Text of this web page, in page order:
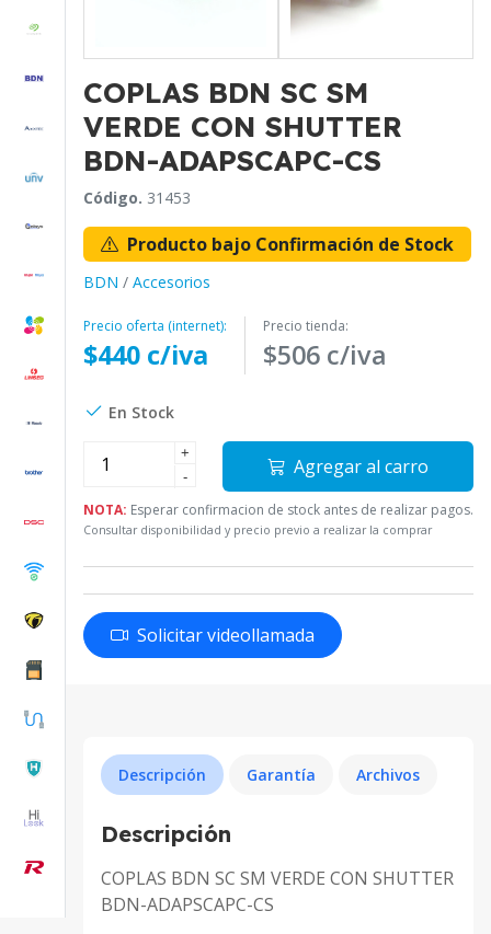
COPLAS BDN SC SM
VERDE CON SHUTTER
BDN-ADAPSCAPC-CS
Código. 31453
Producto bajo Confirmación de Stock
BDN / Accesorios
Precio oferta (internet):
$440 c/iva
Precio tienda:
$506 c/iva
En Stock
+
-
Agregar al carro
NOTA: Esperar confirmacion de stock antes de realizar pagos.
Consultar disponibilidad y precio previo a realizar la comprar
Solicitar videollamada
Descripción Garantía Archivos
Descripción
COPLAS BDN SC SM VERDE CON SHUTTER
BDN-ADAPSCAPC-CS